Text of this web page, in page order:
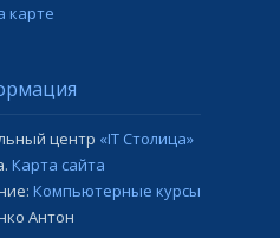
карте
центр «IT Столица»
Карта сайта
Компьютерные курсы
Антон